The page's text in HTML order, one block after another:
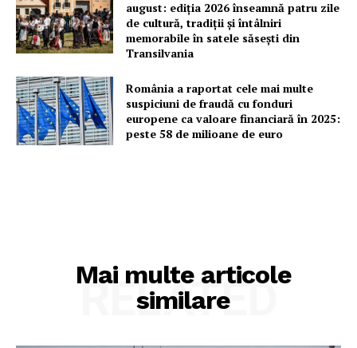
august: ediția 2026 înseamnă patru zile
de cultură, tradiții și întâlniri
memorabile în satele săsești din
Transilvania
România a raportat cele mai multe
suspiciuni de fraudă cu fonduri
europene ca valoare financiară în 2025:
peste 58 de milioane de euro
Mai multe articole
similare
RELATED